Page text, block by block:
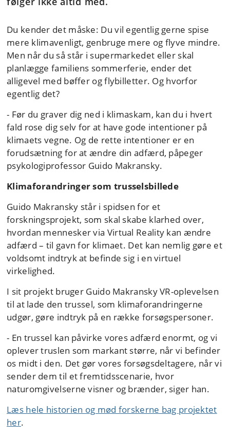
Du kender det måske: Du vil egentlig gerne spise
mere klimavenligt, genbruge mere og flyve mindre.
Men når du så står i supermarkedet eller skal
planlægge familiens sommerferie, ender det
alligevel med bøffer og flybilletter. Og hvorfor
egentlig det?
- Før du graver dig ned i klimaskam, kan du i hvert
fald rose dig selv for at have gode intentioner på
klimaets vegne. Og de rette intentioner er en
forudsætning for at ændre din adfærd, påpeger
psykologiprofessor Guido Makransky.
Klimaforandringer som trusselsbillede
Guido Makransky står i spidsen for et
forskningsprojekt, som skal skabe klarhed over,
hvordan mennesker via Virtual Reality kan ændre
adfærd – til gavn for klimaet. Det kan nemlig gøre et
voldsomt indtryk at befinde sig i en virtuel
virkelighed.
I sit projekt bruger Guido Makransky VR-oplevelsen
til at lade den trussel, som klimaforandringerne
udgør, gøre indtryk på en række forsøgspersoner.
- En trussel kan påvirke vores adfærd enormt, og vi
oplever truslen som markant større, når vi befinder
os midt i den. Det gør vores forsøgsdeltagere, når vi
sender dem til et fremtidsscenarie, hvor
naturomgivelserne visner og brænder, siger han.
Læs hele historien og mød forskerne bag projektet
her.